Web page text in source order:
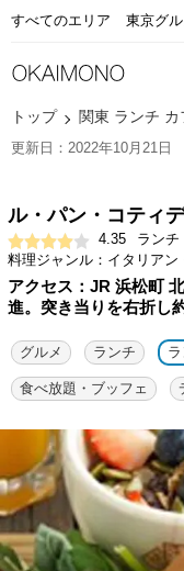
すべてのエリア 東京グル
トップ 関東 ランチ カ
更新日：2022年10月21日
ル・パン・コティ
4.35 ランチ
料理ジャンル：イタリアン
アクセス：JR 浜松町
進。突き当りを右折し
グルメ ランチ
食べ放題・ブッフェ